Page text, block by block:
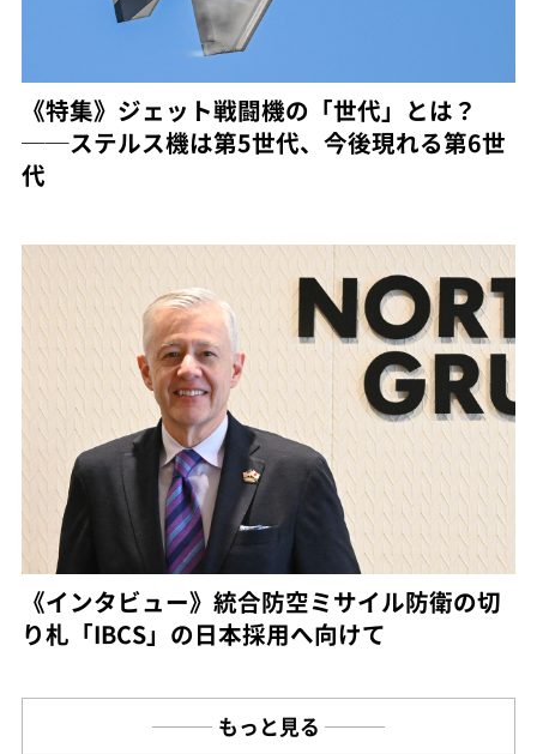
《特集》ジェット戦闘機の「世代」とは？
──ステルス機は第5世代、今後現れる第6世
代
《インタビュー》統合防空ミサイル防衛の切
り札「IBCS」の日本採用へ向けて
もっと見る